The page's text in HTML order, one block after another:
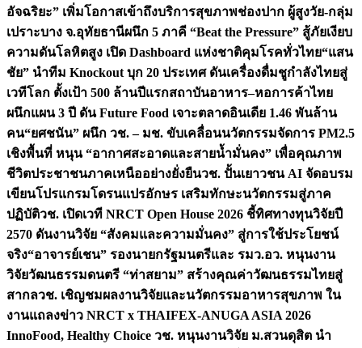
อัจฉริยะ” เพิ่มโอกาสเข้าถึงบริการสุขภาพช่องปาก ผู้สูงวัย-กลุ่ม
เปราะบาง จ.อุทัยธานีผนึก 5 ภาคี “Beat the Pressure” สู้ภัยเงียบ
ความดันโลหิตสูง เปิด Dashboard แห่งชาติคุมโรคทั่วไทย“แสน
ชัย” นำทีม Knockout บุก 20 ประเทศ ดันเครื่องดื่มชูกำลังไทยสู่
เวทีโลก ตั้งเป้า 500 ล้านปีแรกสถาบันอาหาร–หอการค้าไทย
ผนึกแผน 3 ปี ดัน Future Food เจาะตลาดอินเดีย 1.46 พันล้าน
คน“ยศชนัน” ผนึก วช. – มช. ขับเคลื่อนนวัตกรรมจัดการ PM2.5
เชิงพื้นที่ หนุน “อากาศสะอาดและสายน้ำมั่นคง” เพื่อคุณภาพ
ชีวิตประชาชนภาคเหนืออย่างยั่งยืนวช. ปั้นเยาวชน AI จัดอบรม
เขียนโปรแกรมโดรนแปรอักษร เสริมทักษะนวัตกรรมสู่ภาค
ปฏิบัติวช. เปิดเวที NRCT Open House 2026 ชี้ทิศทางทุนวิจัยปี
2570 ดันงานวิจัย “สังคมและความมั่นคง” สู่การใช้ประโยชน์
จริง“อาจารย์เชน” รองนายกรัฐมนตรีและ รมว.อว. หนุนงาน
วิจัยวัฒนธรรมดนตรี “ท่าสยาม” สร้างคุณค่าวัฒนธรรมไทยสู่
สากลวช. เชิญชมผลงานวิจัยและนวัตกรรมอาหารสุขภาพ ใน
งานแถลงข่าว NRCT x THAIFEX-ANUGA ASIA 2026
InnoFood, Healthy Choice วช. หนุนงานวิจัย ม.สวนดุสิต นำ